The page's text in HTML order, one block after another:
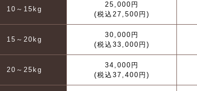
10～15kg
25,000円
(税込27,500円)
15～20kg
30,000円
(税込33,000円)
20～25kg
34,000円
(税込37,400円)